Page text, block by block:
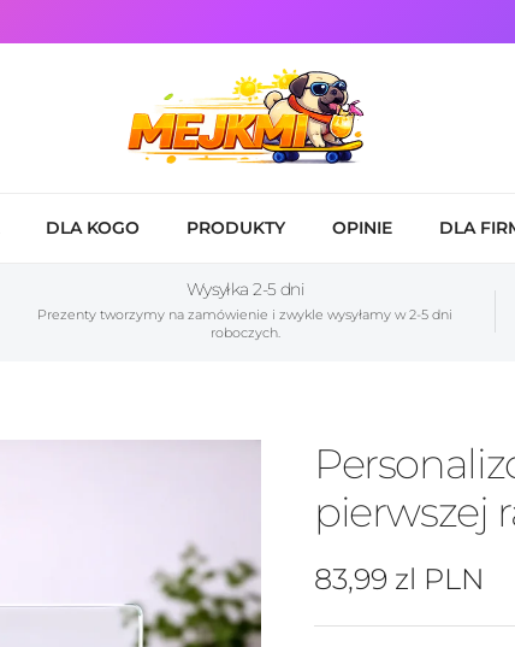
DLA KOGO PRODUKTY OPINIE DLA
Wysyłka 2-5 dni
Prezenty tworzymy na zamówienie i zwykle wysyłamy w 2-5 dni
roboczych.
pierwszej
Cena
83,99 zl PLN